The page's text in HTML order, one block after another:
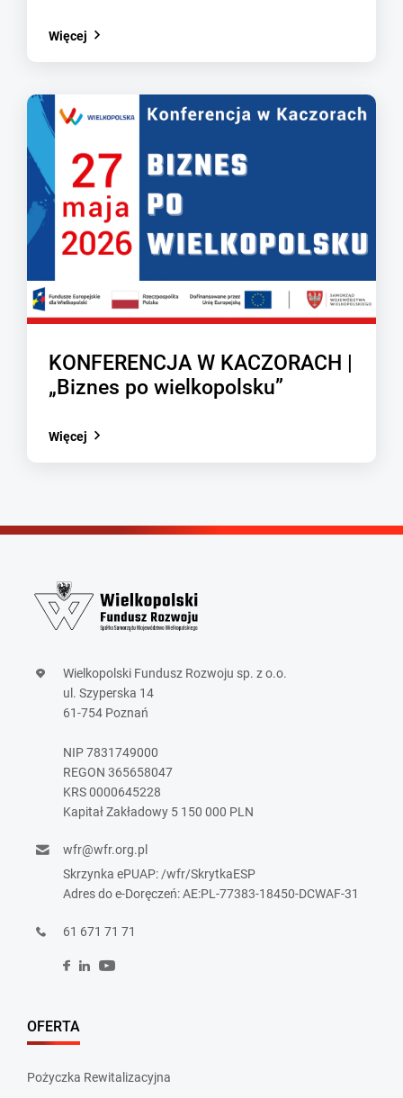
Więcej
KONFERENCJA W KACZORACH |
„Biznes po wielkopolsku”
Więcej
Wielkopolski Fundusz Rozwoju sp. z o.o.
ul. Szyperska 14
61-754 Poznań
NIP 7831749000
REGON 365658047
KRS 0000645228
Kapitał Zakładowy 5 150 000 PLN
wfr@wfr.org.pl
Skrzynka ePUAP: /wfr/SkrytkaESP
Adres do e-Doręczeń: AE:PL-77383-18450-DCWAF-31
61 671 71 71
OFERTA
Pożyczka Rewitalizacyjna